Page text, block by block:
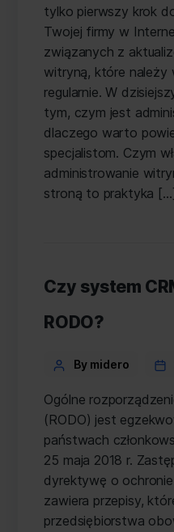
tylko pierwszy krok
Twojej firmy w
związanych z
witryną, które należy
regularnie. W
tym, czym jest
dlaczego warto
specjalistom. Czym
administrowanie
stroną to praktyka […]
Czy system
RODO?
Categories
PostBy midero
Ogólne
(RODO) jest
państwach
25 maja 2018 r.
dyrektywę o
zawiera przepisy,
przedsiębiorstwa